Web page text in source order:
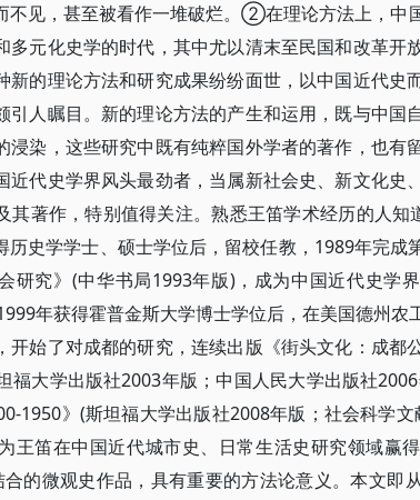
不见，甚至被看作一堆破烂。②在理论方法上，中
多元化史学的时代，其中尤以清末至民国和改革开
新的理论方法和研究成果纷纷面世，以中国近代史
引人瞩目。新的理论方法的产生和运用，既与中国
浸染，这些研究中既有纯粹国外学者的著作，也有
近代史学界风头最劲者，当属新社会史、新文化史
其著作，特别值得关注。熟悉王笛学术经历的人知
历史学学士、硕士学位后，留校任教，1989年完成
究》(中华书局1993年版)，成为中国近代史学界
年获得霍普金斯大学博士学位后，在美国德州农
开始了对成都的研究，连续出版《街头文化：成都
福大学出版社2003年版；中国人民大学出版社
1950》(斯坦福大学出版社2008年版；社会科学
王笛在中国近代城市史、日常生活史研究领域赢
合的微观史作品，具有重要的方法论意义。本文即